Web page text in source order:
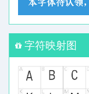
字符映射图